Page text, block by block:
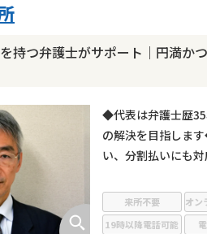
持つ弁護士がサポート｜円満か
◆代表は弁護士歴
の解決を目指しま
い、分割払いにも
の最大化に貢献◆
（相鉄口）から徒
来所不要 オン
19時以降電話可能